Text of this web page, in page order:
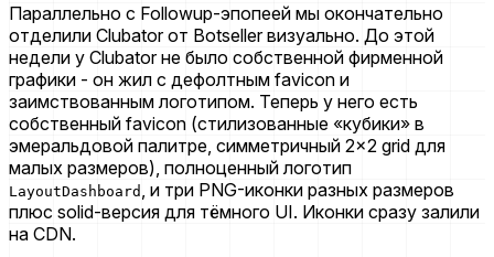
Параллельно с Followup-эпопеей мы окончательно
отделили Clubator от Botseller визуально. До этой
недели у Clubator не было собственной фирменной
графики - он жил с дефолтным favicon и
заимствованным логотипом. Теперь у него есть
собственный favicon (стилизованные «кубики» в
эмеральдовой палитре, симметричный 2×2 grid для
малых размеров), полноценный логотип
LayoutDashboard
, и три PNG-иконки разных размеров
плюс solid-версия для тёмного UI. Иконки сразу залили
на CDN.